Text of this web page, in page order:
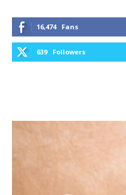
16,474 Fans
639 Followers